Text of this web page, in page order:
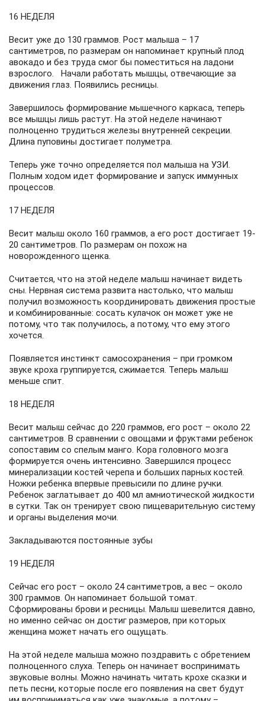
16 НЕДЕЛЯ
Весит уже до 130 граммов. Рост малыша – 17
сантиметров, по размерам он напоминает крупный плод
авокадо и без труда смог бы поместиться на ладони
взрослого. Начали работать мышцы, отвечающие за
движения глаз. Появились ресницы.
Завершилось формирование мышечного каркаса, теперь
все мышцы лишь растут. На этой неделе начинают
полноценно трудиться железы внутренней секреции.
Длина пуповины достигает полуметра.
Теперь уже точно определяется пол малыша на УЗИ.
Полным ходом идет формирование и запуск иммунных
процессов.
17 НЕДЕЛЯ
Весит малыш около 160 граммов, а его рост достигает 19-
20 сантиметров. По размерам он похож на
новорожденного щенка.
Считается, что на этой неделе малыш начинает видеть
сны. Нервная система развита настолько, что малыш
получил возможность координировать движения простые
и комбинированные: сосать кулачок он может уже не
потому, что так получилось, а потому, что ему этого
хочется.
Появляется инстинкт самосохранения – при громком
звуке кроха группируется, сжимается. Теперь малыш
меньше спит.
18 НЕДЕЛЯ
Весит малыш сейчас до 220 граммов, его рост – около 22
сантиметров. В сравнении с овощами и фруктами ребенок
сопоставим со спелым манго. Кора головного мозга
формируется очень интенсивно. Завершился процесс
минерализации костей черепа и больших парных костей.
Ножки ребенка впервые превысили по длине ручки.
Ребенок заглатывает до 400 мл амниотической жидкости
в сутки. Так он тренирует свою пищеварительную систему
и органы выделения мочи.
Закладываются постоянные зубы
19 НЕДЕЛЯ
Сейчас его рост – около 24 сантиметров, а вес – около
300 граммов. Он напоминает большой томат.
Сформированы брови и ресницы. Малыш шевелится давно,
но именно сейчас он достиг размеров, при которых
женщина может начать его ощущать.
На этой неделе малыша можно поздравить с обретением
полноценного слуха. Теперь он начинает воспринимать
звуковые волны. Можно начинать читать крохе сказки и
петь песни, которые после его появления на свет будут